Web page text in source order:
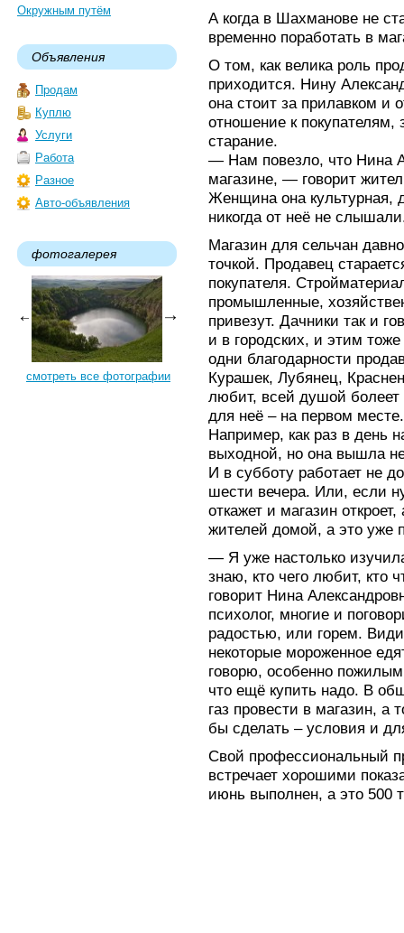
Окружным путём
Объявления
Продам
Куплю
Услуги
Работа
Разное
Авто-объявления
фотогалерея
смотреть все фотографии
А когда в Шахманове не
временно поработать в
О том, как велика роль
приходится. Нину
она стоит за прилавком и
отношение к
старание.
— Нам повезло, что Нина
магазине, — говорит
Женщина она культурная,
никогда от неё не
Магазин для сельчан
точкой. Продавец
покупателя.
промышленные,
привезут. Дачники так и
и в городских, и этим
одни благодарности
Курашек, Лубянец,
любит, всей душой болеет
для неё – на первом
Например, как раз в день
выходной, но она вышла
И в субботу работает не
шести вечера. Или, если
откажет и магазин
жителей домой, а это уже
— Я уже настолько
знаю, кто чего любит, кто
говорит Нина
психолог, многие и
радостью, или горем.
некоторые мороженное
говорю, особенно
что ещё купить надо. В
газ провести в магазин, а
бы сделать – условия и
Свой профессиональный
встречает хорошими
июнь выполнен, а это 500